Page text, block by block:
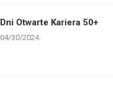
Dni Otwarte Kariera 50+
04/30/2024